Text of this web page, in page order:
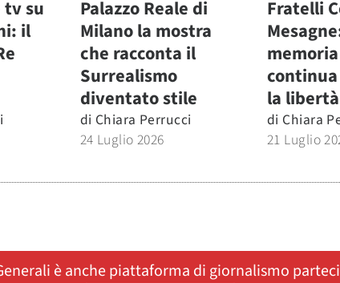
tv su
il
Palazzo Reale di
Milano la mostra
che racconta il
Surrealismo
diventato stile
di Chiara Perrucci
24 Luglio 2026
Fratelli
la libertà
di Chiara
21 Luglio
è anche piattaforma di giornalismo